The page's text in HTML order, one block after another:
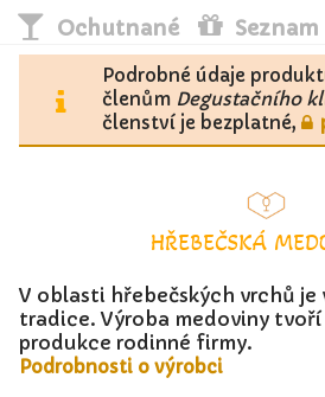
Ochutnané
Podrobné údaje
členům Degustačního
členství je bezplatné,
HŘEBEČSKÁ
V oblasti hřebečských vrchů je
tradice. Výroba medoviny
produkce rodinné firmy.
Podrobnosti o výrobci